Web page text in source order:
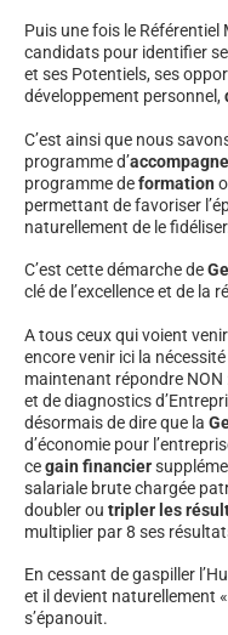
Puis une fois le
candidats pour identifier
et ses Potentiels, ses
développement personnel,
C’est ainsi que nous
programme d’
programme deformation
permettant de favoriser
naturellement de le
C’est cette démarche de
clé de l’excellence et de la
A tous ceux qui voient
encore venir ici la
maintenant répondre NON
et de diagnostics
désormais de dire que la
d’économie pour
cegain financier
salariale brute chargée
doubler ou tripler les
multiplier par 8 ses
En cessant de gaspiller
et il devient naturellement
s’épanouit.